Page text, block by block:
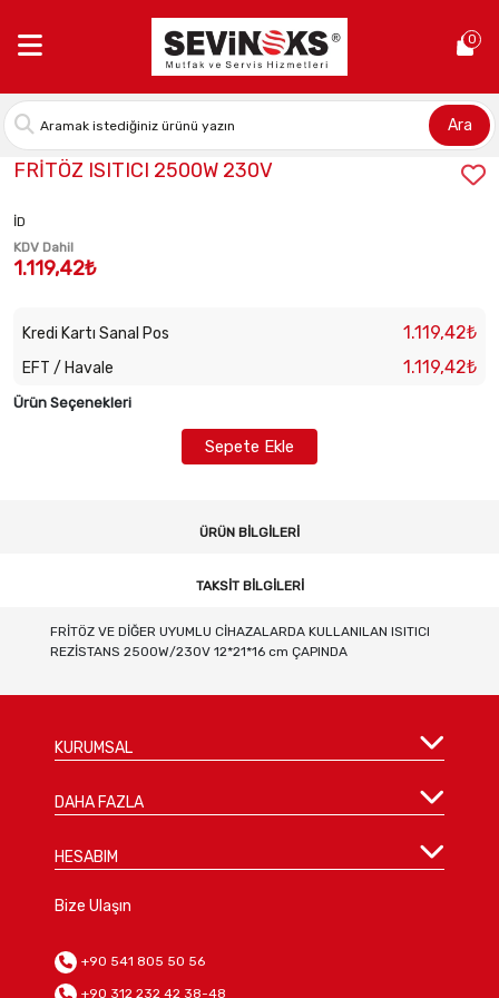
0
Ara
Stok Kodu:7071727408
FRİTÖZ ISITICI 2500W 230V
İD
KDV Dahil
1.119,42₺
Kredi Kartı Sanal Pos 1.119,42₺
EFT / Havale 1.119,42₺
Ürün Seçenekleri
Sepete Ekle
ÜRÜN BILGILERI
TAKSIT BILGILERI
FRİTÖZ VE DİĞER UYUMLU CİHAZALARDA KULLANILAN ISITICI
REZİSTANS 2500W/230V 12*21*16 cm ÇAPINDA
KURUMSAL
DAHA FAZLA
HESABIM
Bize Ulaşın
+90 541 805 50 56
+90 312 232 42 38-48